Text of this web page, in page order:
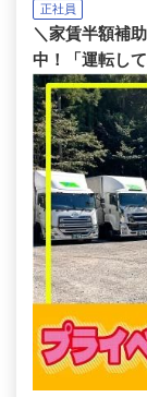
正社員
＼家賃半額補
中！「運転し